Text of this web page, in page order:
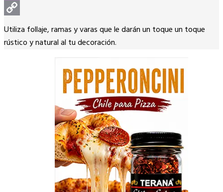
WhatsApp
Copy
Link
Utiliza follaje, ramas y varas que le darán un toque un toque
rústico y natural al tu decoración.